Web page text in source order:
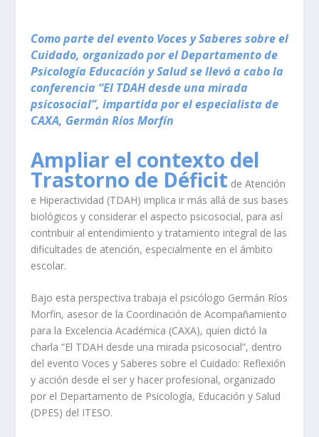
Como parte del evento Voces y Saberes sobre el
Cuidado, organizado por el Departamento de
Psicología Educación y Salud se llevó a cabo la
conferencia “El TDAH desde una mirada
psicosocial”, impartida por el especialista de
CAXA, Germán Ríos Morfín
Ampliar el contexto del
Trastorno de Déficit de Atención
e Hiperactividad (TDAH) implica ir más allá de sus bases
biológicos y considerar el aspecto psicosocial, para así
contribuir al entendimiento y tratamiento integral de las
dificultades de atención, especialmente en el ámbito
escolar.
Bajo esta perspectiva trabaja el psicólogo Germán Ríos
Morfin, asesor de la Coordinación de Acompañamiento
para la Excelencia Académica (CAXA), quien dictó la
charla “El TDAH desde una mirada psicosocial”, dentro
del evento Voces y Saberes sobre el Cuidado: Reflexión
y acción desde el ser y hacer profesional, organizado
por el Departamento de Psicología, Educación y Salud
(DPES) del ITESO.